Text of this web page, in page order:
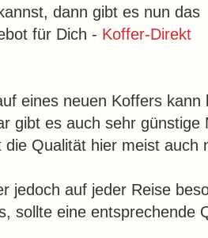
dann gibt es nun das
für Dich - Koffer-Direkt
eines neuen Koffers
gibt es auch sehr
die Qualität hier meist auch
jedoch auf jeder Reise
sollte eine entsprechende